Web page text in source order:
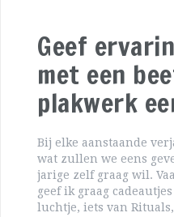
Geef
met een
plakwerk
Bij elke aanstaande
wat zullen we eens
jarige zelf graag wil.
geef ik graag
luchtje, iets van